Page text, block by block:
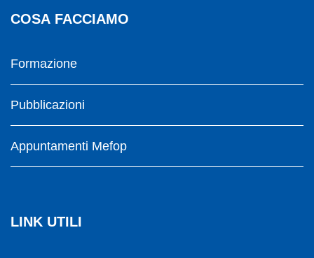
COSA FACCIAMO
Formazione
Pubblicazioni
Appuntamenti Mefop
LINK UTILI